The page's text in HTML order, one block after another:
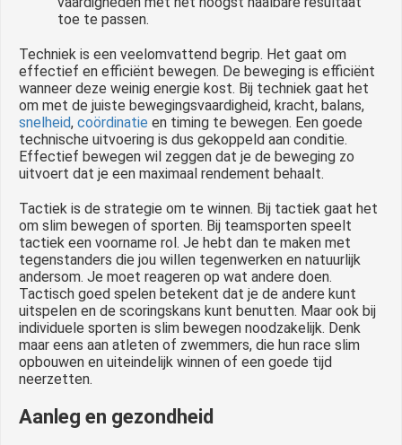
toe te passen.
Techniek is een veelomvattend begrip. Het gaat om
effectief en efficiënt bewegen. De beweging is efficiënt
wanneer deze weinig energie kost. Bij techniek gaat het
om met de juiste bewegingsvaardigheid, kracht, balans,
snelheid, coördinatie en timing te bewegen. Een goede
technische uitvoering is dus gekoppeld aan conditie.
Effectief bewegen wil zeggen dat je de beweging zo
uitvoert dat je een maximaal rendement behaalt.
Tactiek is de strategie om te winnen. Bij tactiek gaat het
om slim bewegen of sporten. Bij teamsporten speelt
tactiek een voorname rol. Je hebt dan te maken met
tegenstanders die jou willen tegenwerken en natuurlijk
andersom. Je moet reageren op wat andere doen.
Tactisch goed spelen betekent dat je de andere kunt
uitspelen en de scoringskans kunt benutten. Maar ook bij
individuele sporten is slim bewegen noodzakelijk. Denk
maar eens aan atleten of zwemmers, die hun race slim
opbouwen en uiteindelijk winnen of een goede tijd
neerzetten.
Aanleg en gezondheid